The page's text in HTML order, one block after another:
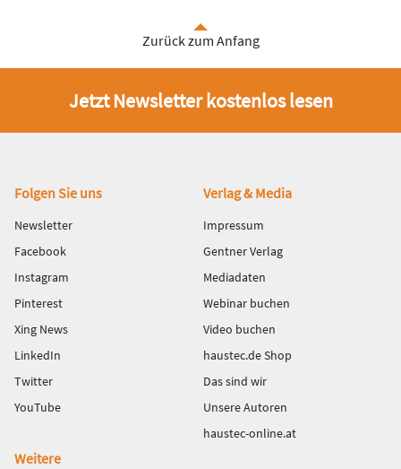
Zurück zum Anfang
Jetzt Newsletter kostenlos lesen
Fußbereich
Folgen Sie uns
Newsletter
Facebook
Instagram
Pinterest
Xing News
LinkedIn
Twitter
YouTube
Verlag & Media
Impressum
Gentner Verlag
Mediadaten
Webinar buchen
Video buchen
haustec.de Shop
Das sind wir
Unsere Autoren
haustec-online.at
Weitere